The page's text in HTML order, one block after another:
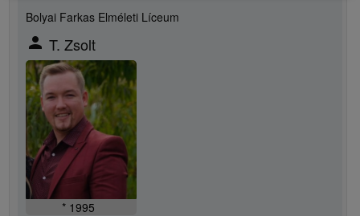
Bolyai Farkas Elméleti Líceum
person T. Zsolt
* 1995